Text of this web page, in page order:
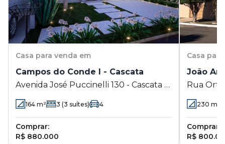
Casa para venda em
Campos do Conde I - Cascata
Avenida José Puccinelli 130 - Cascata -
Paulínia - SP
164 m² 3 (3 suítes) 4
Comprar:
R$ 880.000
Casa
João
Rua
Aranha -
230 m²
Comprar:
R$